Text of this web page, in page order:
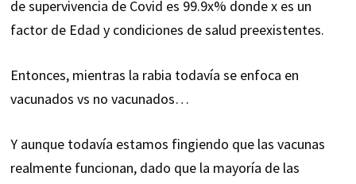
de supervivencia de Covid es 99.9x% donde x es un
factor de Edad y condiciones de salud preexistentes.
Entonces, mientras la rabia todavía se enfoca en
vacunados vs no vacunados…
Y aunque todavía estamos fingiendo que las vacunas
realmente funcionan, dado que la mayoría de las